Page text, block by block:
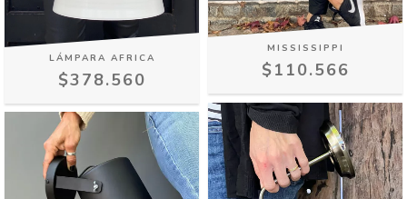
LÁMPARA AFRICA
$378.560
MISSISSIPPI
$110.566